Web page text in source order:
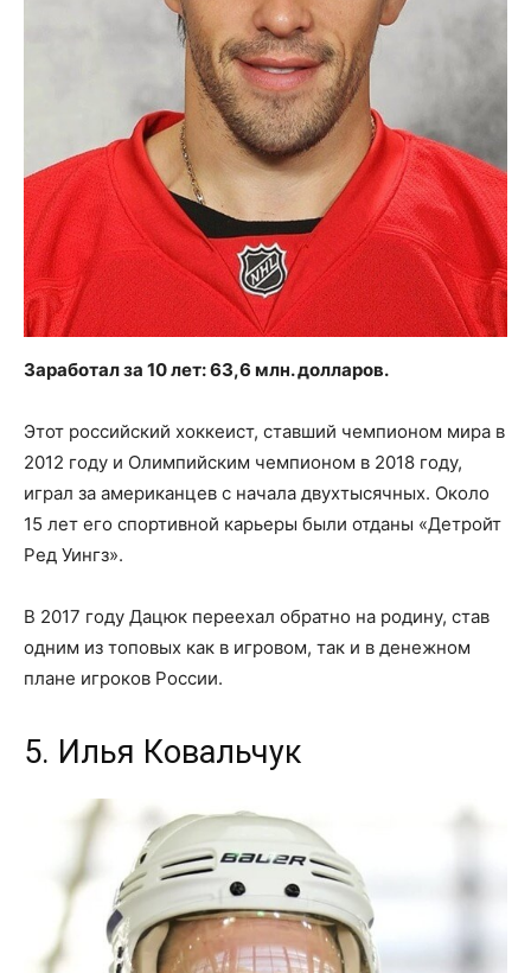
Заработал за 10 лет: 63,6 млн. долларов.
Этот российский хоккеист, ставший чемпионом мира в
2012 году и Олимпийским чемпионом в 2018 году,
играл за американцев с начала двухтысячных. Около
15 лет его спортивной карьеры были отданы «Детройт
Ред Уингз».
В 2017 году Дацюк переехал обратно на родину, став
одним из топовых как в игровом, так и в денежном
плане игроков России.
5. Илья Ковальчук